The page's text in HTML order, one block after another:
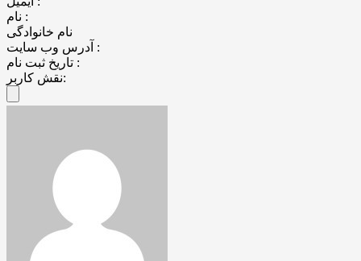
نام :
نام خانوادگی
آدرس وب سایت :
تاریخ ثبت نام :
نقش کاربر: